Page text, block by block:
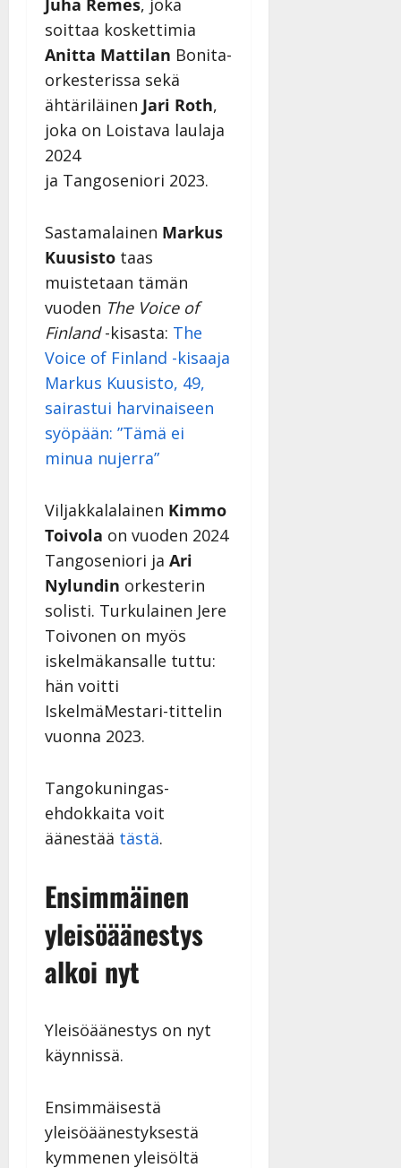
soittaa koskettimia
Anitta Mattilan Bonita-
orkesterissa sekä
ähtäriläinen Jari Roth,
joka on Loistava laulaja
2024
ja Tangoseniori 2023.
Sastamalainen Markus
Kuusisto taas
muistetaan tämän
vuoden The Voice of
Finland-kisasta: The
Voice of Finland -kisaaja
Markus Kuusisto, 49,
sairastui harvinaiseen
syöpään: ”Tämä ei
minua nujerra”
Viljakkalalainen Kimmo
Toivola on vuoden 2024
Tangoseniori ja Ari
Nylundin orkesterin
solisti. Turkulainen Jere
Toivonen on myös
iskelmäkansalle tuttu:
hän voitti
IskelmäMestari-tittelin
vuonna 2023.
Tangokuningas-
ehdokkaita voit
äänestää tästä.
Ensimmäinen
yleisöäänestys
alkoi nyt
Yleisöäänestys on nyt
käynnissä.
Ensimmäisestä
yleisöäänestyksestä
kymmenen yleisöltä